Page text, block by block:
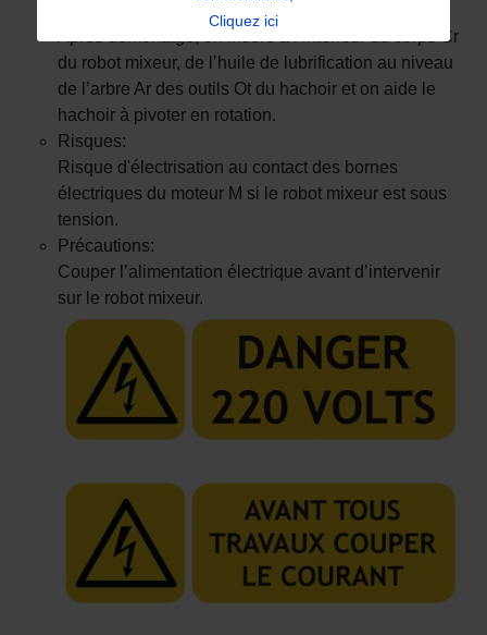
Après démontage, on insère à l’intérieur du corps Cr
du robot mixeur, de l’huile de lubrification au niveau
de l’arbre Ar des outils Ot du hachoir et on aide le
hachoir à pivoter en rotation.
Risques:
Risque d'électrisation au contact des bornes
électriques du moteur M si le robot mixeur est sous
tension.
Précautions:
Couper l’alimentation électrique avant d’intervenir
sur le robot mixeur.
Cliquez ici